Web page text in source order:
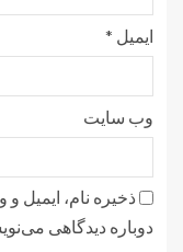
ایمیل *
وب‌ سایت
ذخیره نام، ایمیل
دوباره دیدگاهی